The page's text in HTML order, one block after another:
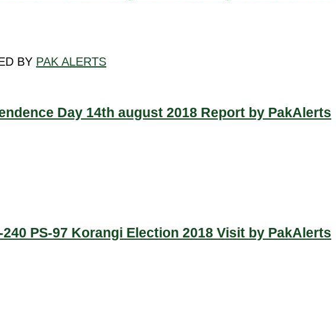
Day 14th august 2018 Report by PakAlerts
240 PS-97 Korangi Election 2018 Visit by PakAlerts
BY PAK ALERTS